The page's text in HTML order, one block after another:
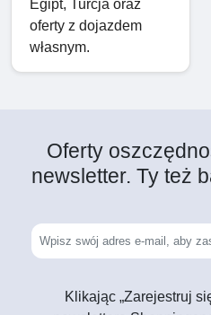
Egipt, Turcja oraz
oferty z dojazdem
własnym.
Oferty
newsletter. Ty też
Klikając „Zarejestruj